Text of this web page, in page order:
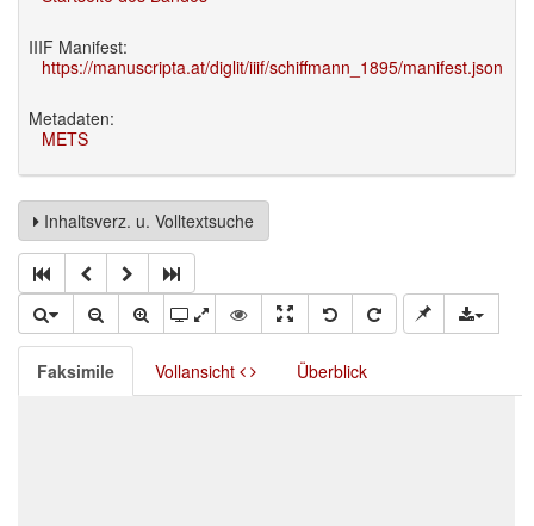
IIIF Manifest:
https://manuscripta.at/diglit/iiif/schiffmann_1895/manifest.json
Metadaten:
METS
Inhaltsverz. u. Volltextsuche
Faksimile Vollansicht Überblick